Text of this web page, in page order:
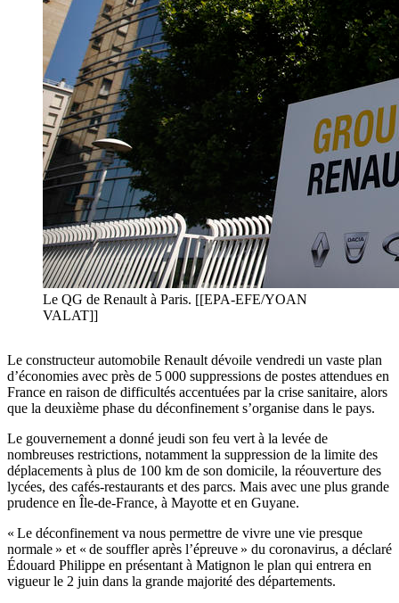
Le QG de Renault à Paris. [[EPA-EFE/YOAN
VALAT]]
Le constructeur automobile Renault dévoile vendredi un vaste plan
d’économies avec près de 5 000 suppressions de postes attendues en
France en raison de difficultés accentuées par la crise sanitaire, alors
que la deuxième phase du déconfinement s’organise dans le pays.
Le gouvernement a donné jeudi son feu vert à la levée de
nombreuses restrictions, notamment la suppression de la limite des
déplacements à plus de 100 km de son domicile, la réouverture des
lycées, des cafés-restaurants et des parcs. Mais avec une plus grande
prudence en Île-de-France, à Mayotte et en Guyane.
« Le déconfinement va nous permettre de vivre une vie presque
normale » et « de souffler après l’épreuve » du coronavirus, a déclaré
Édouard Philippe en présentant à Matignon le plan qui entrera en
vigueur le 2 juin dans la grande majorité des départements.